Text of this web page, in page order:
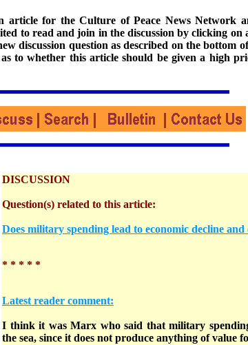
article for the Culture of Peace News Network
to read and join in the discussion by clicking on
discussion question as described on the bottom
to whether this article should be given a high
DISCUSSION
Question(s) related to this article:
Does military spending lead to economic decline and
* * * * *
Latest reader comment:
I think it was Marx who said that military
the sea, since it does not produce anything of value